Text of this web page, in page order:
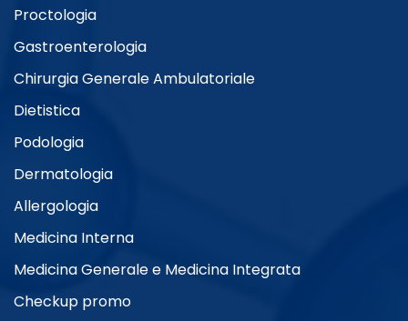
Proctologia
Gastroenterologia
Chirurgia Generale Ambulatoriale
Dietistica
Podologia
Dermatologia
Allergologia
Medicina Interna
Medicina Generale e Medicina Integrata
Checkup promo